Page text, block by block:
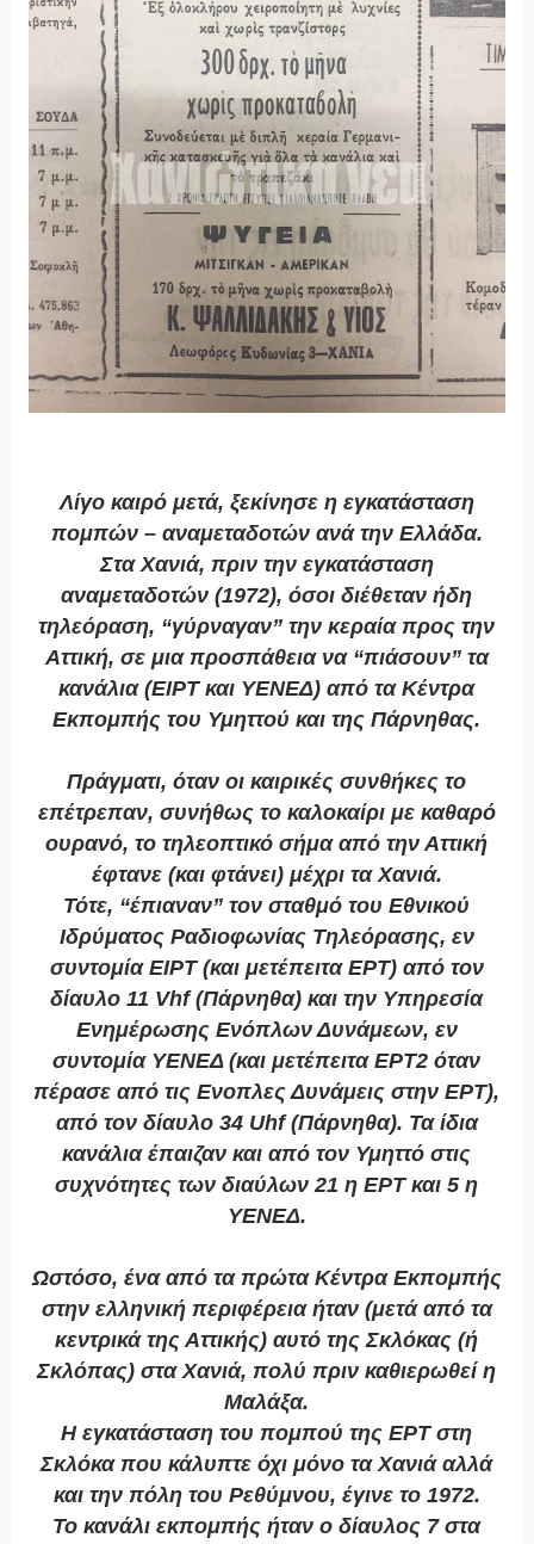
Λίγο καιρό μετά, ξεκίνησε η εγκατάσταση
πομπών – αναμεταδοτών ανά την Ελλάδα.
Στα Χανιά, πριν την εγκατάσταση
αναμεταδοτών (1972), όσοι διέθεταν ήδη
τηλεόραση, “γύρναγαν” την κεραία προς την
Αττική, σε μια προσπάθεια να “πιάσουν” τα
κανάλια (ΕΙΡΤ και ΥΕΝΕΔ) από τα Κέντρα
Εκπομπής του Υμηττού και της Πάρνηθας.
Πράγματι, όταν οι καιρικές συνθήκες το
επέτρεπαν, συνήθως το καλοκαίρι με καθαρό
ουρανό, το τηλεοπτικό σήμα από την Αττική
έφτανε (και φτάνει) μέχρι τα Χανιά.
Τότε, “έπιαναν” τον σταθμό του Εθνικού
Ιδρύματος Ραδιοφωνίας Τηλεόρασης, εν
συντομία ΕΙΡΤ (και μετέπειτα ΕΡΤ) από τον
δίαυλο 11 Vhf (Πάρνηθα) και την Υπηρεσία
Ενημέρωσης Ενόπλων Δυνάμεων, εν
συντομία ΥΕΝΕΔ (και μετέπειτα ΕΡΤ2 όταν
πέρασε από τις Ενοπλες Δυνάμεις στην ΕΡΤ),
από τον δίαυλο 34 Uhf (Πάρνηθα). Τα ίδια
κανάλια έπαιζαν και από τον Υμηττό στις
συχνότητες των διαύλων 21 η ΕΡΤ και 5 η
ΥΕΝΕΔ.
Ωστόσο, ένα από τα πρώτα Κέντρα Εκπομπής
στην ελληνική περιφέρεια ήταν (μετά από τα
κεντρικά της Αττικής) αυτό της Σκλόκας (ή
Σκλόπας) στα Χανιά, πολύ πριν καθιερωθεί η
Μαλάξα.
Η εγκατάσταση του πομπού της ΕΡΤ στη
Σκλόκα που κάλυπτε όχι μόνο τα Χανιά αλλά
και την πόλη του Ρεθύμνου, έγινε το 1972.
Το κανάλι εκπομπής ήταν ο δίαυλος 7 στα